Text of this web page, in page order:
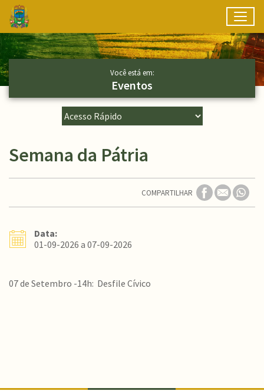
Ir para conteúdo principal
Conteúdo Principal
Você está em:
Eventos
Semana da Pátria
COMPARTILHAR
Data:
01-09-2026 a 07-09-2026
07 de Setembro -14h: Desfile Cívico